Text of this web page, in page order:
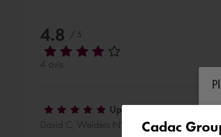
4.8 / 5
4 avis
Upgrade van 2024 naar
David C, Welders NV - vor 8 Monaten
Cadac